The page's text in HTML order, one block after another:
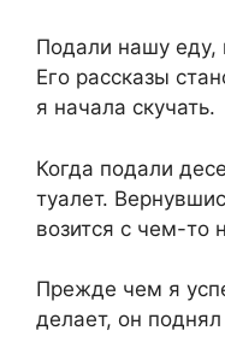
Подали нашу
Его рассказы
я начала скучать.
Когда подали
туалет.
возится с чем-то
Прежде чем я
делает, он